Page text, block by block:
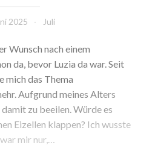
2025 Juli
Wunsch nach einem
da, bevor Luzia da war. Seit
mich das Thema
Aufgrund meines Alters
zu beeilen. Würde es
Eizellen klappen? Ich wusste
mir nur,…